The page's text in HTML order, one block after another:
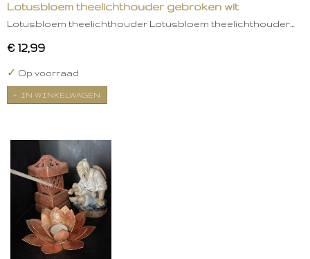
Lotusbloem theelichthouder gebroken wit
Lotusbloem theelichthouder Lotusbloem theelichthouder…
€ 12,99
✓ Op voorraad
IN WINKELWAGEN